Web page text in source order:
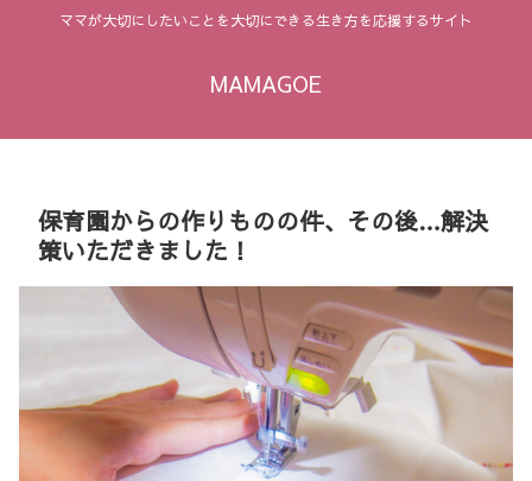
ママが大切にしたいことを大切にできる生き方を応援するサイト
MAMAGOE
保育園からの作りものの件、その後…解決
策いただきました！